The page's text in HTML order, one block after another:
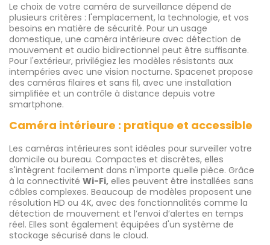
Le choix de votre caméra de surveillance dépend de
plusieurs critères : l'emplacement, la technologie, et vos
besoins en matière de sécurité. Pour un usage
domestique, une caméra intérieure avec détection de
mouvement et audio bidirectionnel peut être suffisante.
Pour l'extérieur, privilégiez les modèles résistants aux
intempéries avec une vision nocturne. Spacenet propose
des caméras filaires et sans fil, avec une installation
simplifiée et un contrôle à distance depuis votre
smartphone.
Caméra intérieure : pratique et accessible
Les caméras intérieures sont idéales pour surveiller votre
domicile ou bureau. Compactes et discrètes, elles
s'intègrent facilement dans n'importe quelle pièce. Grâce
à la connectivité Wi-Fi, elles peuvent être installées sans
câbles complexes. Beaucoup de modèles proposent une
résolution HD ou 4K, avec des fonctionnalités comme la
détection de mouvement et l’envoi d’alertes en temps
réel. Elles sont également équipées d'un système de
stockage sécurisé dans le cloud.